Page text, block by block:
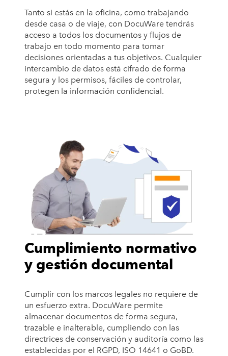
Tanto si estás en la oficina, como trabajando
desde casa o de viaje, con DocuWare tendrás
acceso a todos los documentos y flujos de
trabajo en todo momento para tomar
decisiones orientadas a tus objetivos. Cualquier
intercambio de datos está cifrado de forma
segura y los permisos, fáciles de controlar,
protegen la información confidencial.
Cumplimiento normativo
y gestión documental
Cumplir con los marcos legales no requiere de
un esfuerzo extra. DocuWare permite
almacenar documentos de forma segura,
trazable e inalterable, cumpliendo con las
directrices de conservación y auditoría como las
establecidas por el RGPD, ISO 14641 o GoBD.